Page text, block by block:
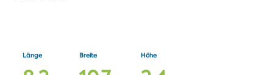
Länge Breite Höhe